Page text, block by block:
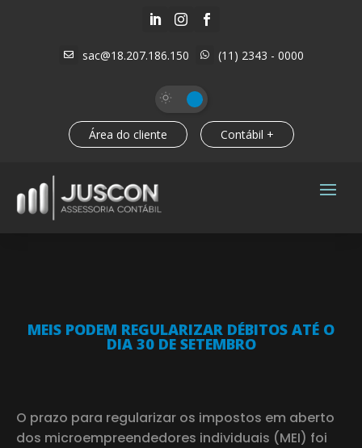
  
 sac@18.207.186.150  (11) 2343 - 0000
Área do cliente Contábil +
MEIS PODEM REGULARIZAR DÉBITOS ATÉ O
DIA 30 DE SETEMBRO
O prazo para regularizar os impostos em aberto
dos microempreendedores individuais (MEI) foi